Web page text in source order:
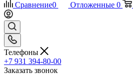
Сравнение0 Отложенные 0
Телефоны
+7 931 394-80-00
Заказать звонок